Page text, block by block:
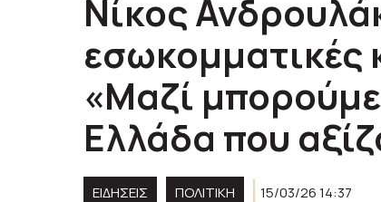
Νίκος
«Μαζί
Ελλάδα που
ΕΙΔΗΣΕΙΣ ΠΟΛΙΤΙΚΉ 15/03/26 14:37